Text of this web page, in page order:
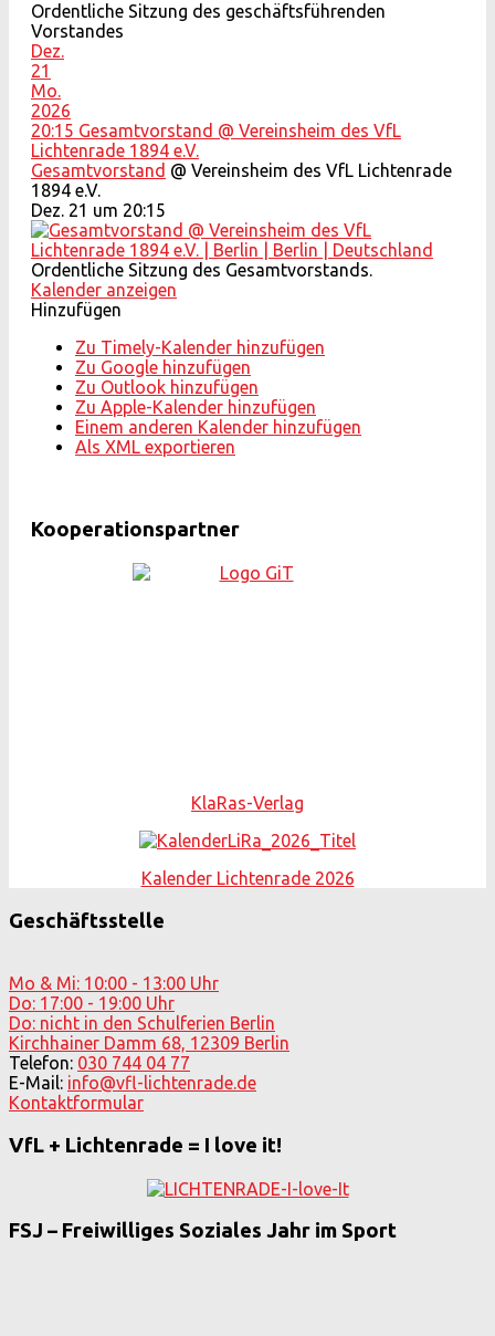
Ordentliche Sitzung des geschäftsführenden
Vorstandes
Dez.
21
Mo.
2026
20:15 Gesamtvorstand @ Vereinsheim des VfL
Lichtenrade 1894 e.V.
Gesamtvorstand @ Vereinsheim des VfL Lichtenrade
1894 e.V.
Dez. 21 um 20:15
Ordentliche Sitzung des Gesamtvorstands.
Kalender anzeigen
Hinzufügen
Zu Timely-Kalender hinzufügen
Zu Google hinzufügen
Zu Outlook hinzufügen
Zu Apple-Kalender hinzufügen
Einem anderen Kalender hinzufügen
Als XML exportieren
Kooperationspartner
KlaRas-Verlag
Kalender Lichtenrade 2026
Geschäftsstelle
Mo & Mi: 10:00 - 13:00 Uhr
Do: 17:00 - 19:00 Uhr
Do: nicht in den Schulferien Berlin
Kirchhainer Damm 68, 12309 Berlin
Telefon: 030 744 04 77
E-Mail: info@vfl-lichtenrade.de
Kontaktformular
VfL + Lichtenrade = I love it!
FSJ – Freiwilliges Soziales Jahr im Sport